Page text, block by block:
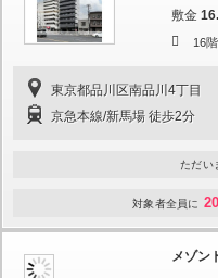
敷金
16
東京都品川区南品川4丁目
京急本線/新馬場 徒歩2分
ただい
対象者全員に
メゾン